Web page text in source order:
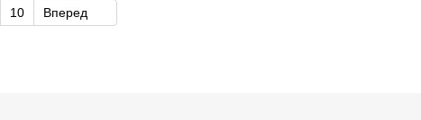
10 Вперед